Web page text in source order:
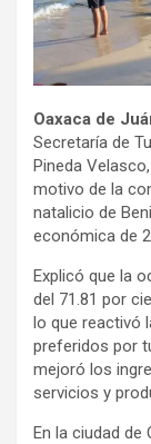
Oaxaca de
Secretaría de
Pineda
motivo de la
natalicio de
económica de
Explicó que la
del 71.81 por
lo que reactivó
preferidos por
mejoró los
servicios y
En la ciudad de